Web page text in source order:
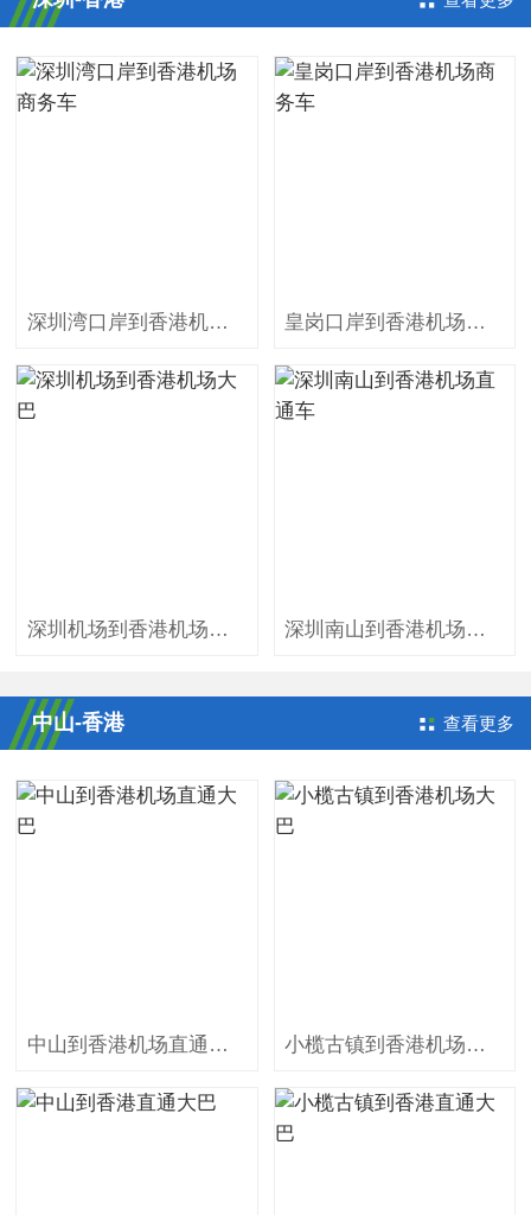
深圳湾口岸到香港机场商务车 皇岗口岸到香港机场商务车
深圳机场到香港机场大巴 深圳南山到香港机场直通车
中山-香港 查看更多
中山到香港机场直通大巴 小榄古镇到香港机场大巴